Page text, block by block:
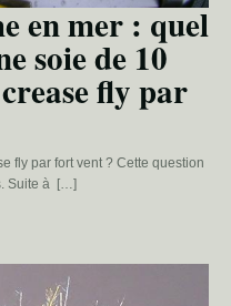
en mer : quel
soie de 10
fly par
fly par fort vent ? Cette question
Suite à […]